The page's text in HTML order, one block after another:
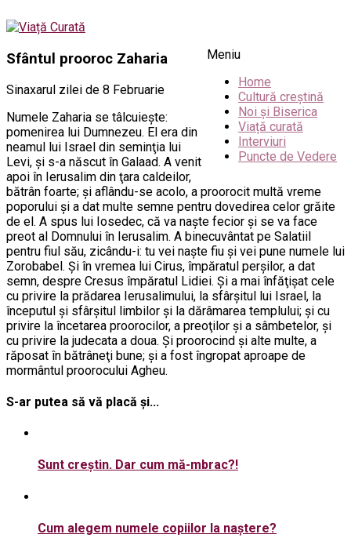
Meniu
Home
Cultură creștină
Noi și Biserica
Viață curată
Interviuri
Puncte de Vedere
Sfântul prooroc Zaharia
Sinaxarul zilei de 8 Februarie
Numele Zaharia se tâlcuieşte:
pomenirea lui Dumnezeu. El era din
neamul lui Israel din seminţia lui
Levi, şi s-a născut în Galaad. A venit
apoi în Ierusalim din ţara caldeilor,
bătrân foarte; şi aflându-se acolo, a proorocit multă vreme
poporului şi a dat multe semne pentru dovedirea celor grăite
de el. A spus lui Iosedec, că va naşte fecior şi se va face
preot al Domnului în Ierusalim. A binecuvântat pe Salatiil
pentru fiul său, zicându-i: tu vei naşte fiu şi vei pune numele lui
Zorobabel. Şi în vremea lui Cirus, împăratul perşilor, a dat
semn, despre Cresus împăratul Lidiei. Şi a mai înfăţişat cele
cu privire la prădarea Ierusalimului, la sfârşitul lui Israel, la
începutul şi sfârşitul limbilor şi la dărâmarea templului; şi cu
privire la încetarea proorocilor, a preoţilor şi a sâmbetelor, şi
cu privire la judecata a doua. Şi proorocind şi alte multe, a
răposat în bătrâneţi bune; şi a fost îngropat aproape de
mormântul proorocului Agheu.
S-ar putea să vă placă și...
Sunt creștin. Dar cum mă-mbrac?!
Cum alegem numele copiilor la naștere?